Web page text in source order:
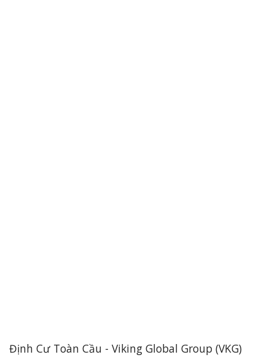
Định Cư Toàn Cầu - Viking Global Group (VKG)